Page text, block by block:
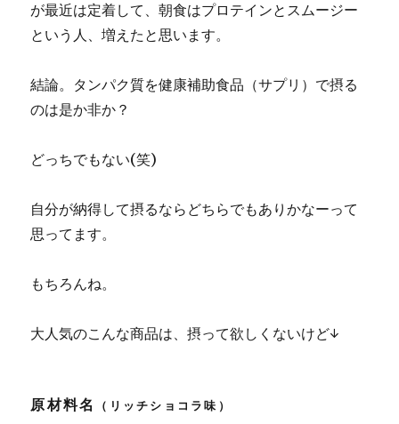
が最近は定着して、朝食はプロテインとスムージー
という人、増えたと思います。
結論。タンパク質を健康補助食品（サプリ）で摂る
のは是か非か？
どっちでもない(笑)
自分が納得して摂るならどちらでもありかなーって
思ってます。
もちろんね。
大人気のこんな商品は、摂って欲しくないけど↓
原材料名 （リッチショコラ味）